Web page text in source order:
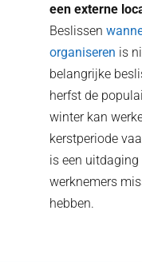
een externe
Beslissen
organiseren is
belangrijke
herfst de
winter kan
kerstperiode
is een
werknemers
hebben.